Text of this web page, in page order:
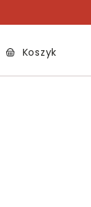
Koszyk